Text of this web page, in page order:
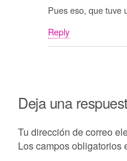
Pues eso, que tuve
Reply
Deja una
Tu dirección de correo
Los campos obligatorios